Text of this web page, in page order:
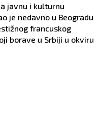
javnu i kulturnu
je nedavno u Beogradu
francuskog
borave u Srbiji u okviru